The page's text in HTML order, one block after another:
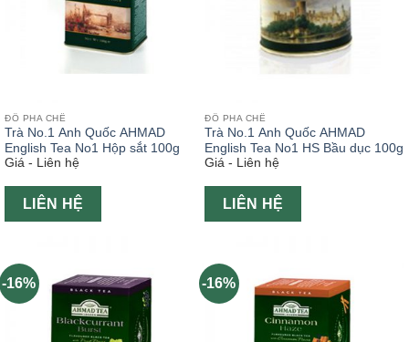
ĐỒ PHA CHẾ
Trà No.1 Anh Quốc AHMAD
English Tea No1 Hộp sắt 100g
Giá - Liên hệ
LIÊN HỆ
ĐỒ PHA CHẾ
Trà No.1 Anh Quốc AHMAD
English Tea No1 HS Bầu dục 100g
Giá - Liên hệ
LIÊN HỆ
-16% -16%